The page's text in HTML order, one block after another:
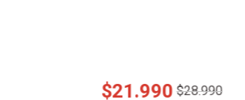
$21.990 $28.990